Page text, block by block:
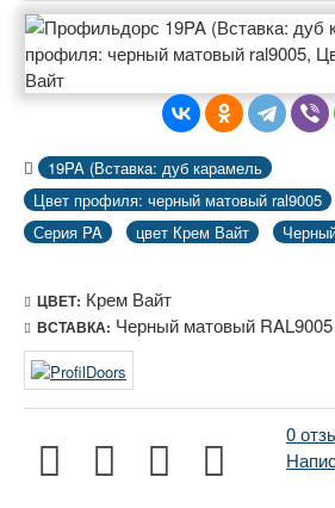
19PA (Вставка: дуб карамель
Цвет профиля: черный матовый ral9005
Серия PA
цвет Крем Вайт
ЦВЕТ: Крем Вайт
ВСТАВКА: Черный матовый RAL9005
0